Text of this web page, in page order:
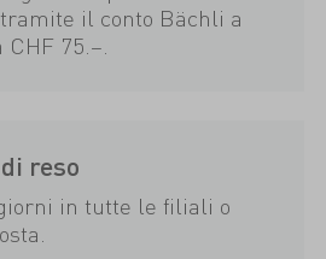
il conto Bächli a
75.–.
reso
in tutte le filiali o